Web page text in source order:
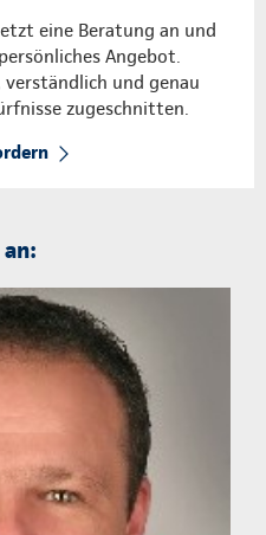
eine Beratung an und
Angebot.
verständlich und genau
zugeschnitten.